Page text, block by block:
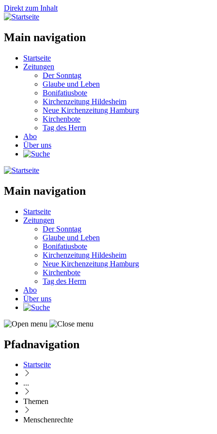
Direkt zum Inhalt
Main navigation
Startseite
Zeitungen
Der Sonntag
Glaube und Leben
Bonifatiusbote
Kirchenzeitung Hildesheim
Neue Kirchenzeitung Hamburg
Kirchenbote
Tag des Herrn
Abo
Über uns
Main navigation
Startseite
Zeitungen
Der Sonntag
Glaube und Leben
Bonifatiusbote
Kirchenzeitung Hildesheim
Neue Kirchenzeitung Hamburg
Kirchenbote
Tag des Herrn
Abo
Über uns
Pfadnavigation
Startseite
...
Themen
Menschenrechte